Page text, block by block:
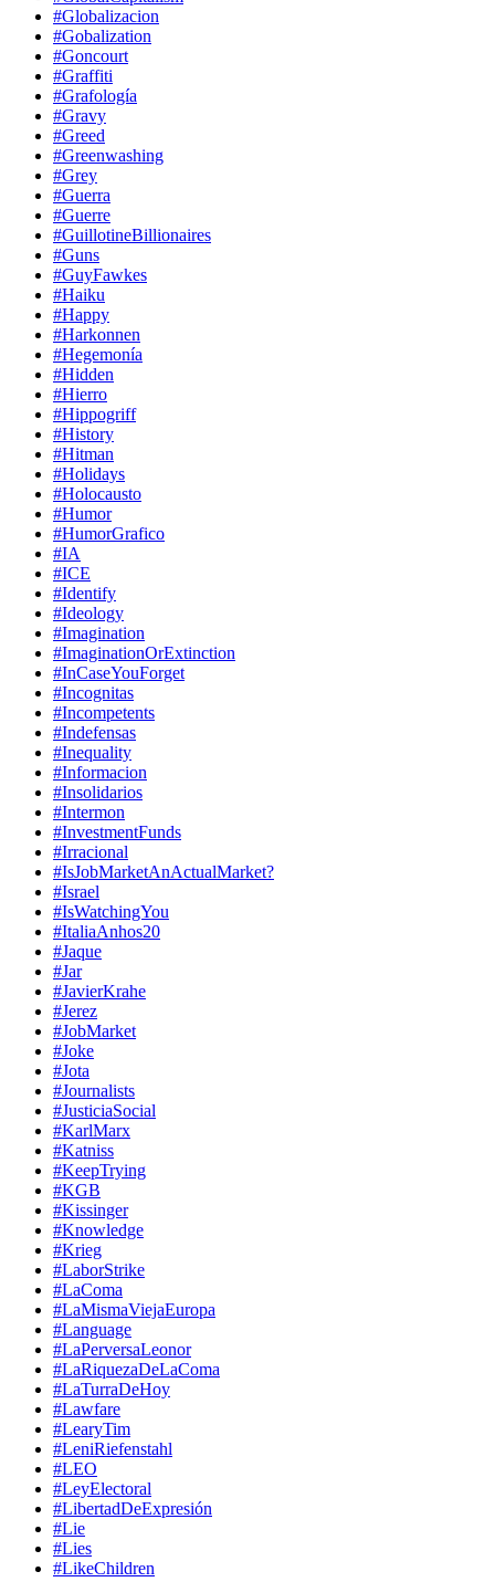
#Globalizacion
#Gobalization
#Goncourt
#Graffiti
#Grafología
#Gravy
#Greed
#Greenwashing
#Grey
#Guerra
#Guerre
#GuillotineBillionaires
#Guns
#GuyFawkes
#Haiku
#Happy
#Harkonnen
#Hegemonía
#Hidden
#Hierro
#Hippogriff
#History
#Hitman
#Holidays
#Holocausto
#Humor
#HumorGrafico
#IA
#ICE
#Identify
#Ideology
#Imagination
#ImaginationOrExtinction
#InCaseYouForget
#Incognitas
#Incompetents
#Indefensas
#Inequality
#Informacion
#Insolidarios
#Intermon
#InvestmentFunds
#Irracional
#IsJobMarketAnActualMarket?
#Israel
#IsWatchingYou
#ItaliaAnhos20
#Jaque
#Jar
#JavierKrahe
#Jerez
#JobMarket
#Joke
#Jota
#Journalists
#JusticiaSocial
#KarlMarx
#Katniss
#KeepTrying
#KGB
#Kissinger
#Knowledge
#Krieg
#LaborStrike
#LaComa
#LaMismaViejaEuropa
#Language
#LaPerversaLeonor
#LaRiquezaDeLaComa
#LaTurraDeHoy
#Lawfare
#LearyTim
#LeniRiefenstahl
#LEO
#LeyElectoral
#LibertadDeExpresión
#Lie
#Lies
#LikeChildren